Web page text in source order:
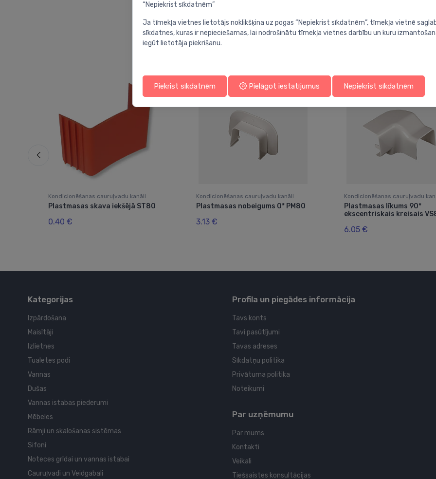
Kondicionēšanas cauruļvadu kanāli
Plastmasas skava iekšējā ST80
0.40 €
Kondicionēšanas cauruļvadu kanāli
Plastmasas nobeigums 0* PM80
3.13 €
Kondicionēšanas cauruļvadu
Plastmasas līkums 90*
ekscentriskais kreisais
6.05 €
Kategorijas
Izpārdošana
Maisītāji
Izlietnes
Tualetes podi
Vannas
Dušas
Vannas istabas piederumi
Mēbeles
Rāmji un skalošanas sistēmas
Sifoni
Noteces grīdai un vannas istabai
Cauruļvadi un Veidgabali
Profila un piegādes informācija
Tavs konts
Tavi pasūtījumi
Tavas adreses
Sīkdatņu politika
Privātuma politika
Noteikumi
Par uzņēmumu
Par mums
Kontakti
Veikali
Tiešsaistes konsultācijas
“Nepiekrist sīkdatnēm”
Ja tīmekļa vietnes lietotājs noklikšķina uz pogas “Nepiekrist sīkdatnēm”, tīmekļa vietnē
sīkdatnes, kuras ir nepieciešamas, lai nodrošinātu tīmekļa vietnes darbību un kuru
iegūt lietotāja piekrišanu.
Piekrist sīkdatnēm Pielāgot iestatījumus Nepiekrist sīkdatnēm